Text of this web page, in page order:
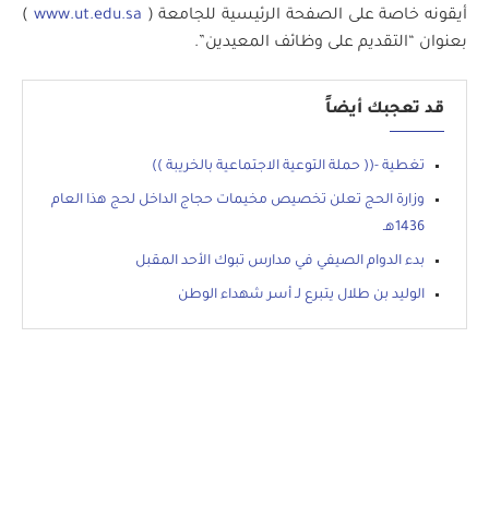
أيقونه خاصة على الصفحة الرئيسية للجامعة ( www.ut.edu.sa
)
بعنوان “التقديم على وظائف المعيدين”.
قد تعجبك أيضاً
تغطية -(( حملة التوعية الاجتماعية بالخريبة ))
وزارة الحج تعلن تخصيص مخيمات حجاج الداخل لحج هذا العام
1436هـ
بدء الدوام الصيفي في مدارس تبوك الأحد المقبل
الوليد بن طلال يتبرع لـ أسر شهداء الوطن